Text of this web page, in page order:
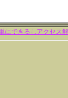
にできるしアクセス